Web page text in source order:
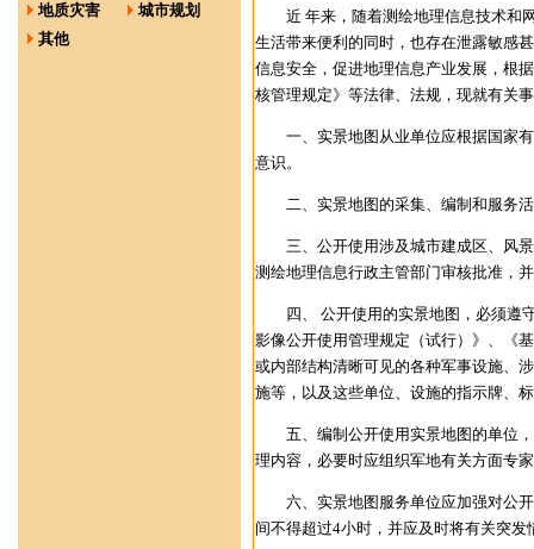
地质灾害
城市规划
其他
近 年来，随着测绘地理信息技术和
生活带来便利的同时，也存在泄露敏感
信息安全，促进地理信息产业发展，根
核管理规定》等法律、法规，现就有关
一、实景地图从业单位应根据国家
意识。
二、实景地图的采集、编制和服务
三、公开使用涉及城市建成区、风
测绘地理信息行政主管部门审核批准，
四、 公开使用的实景地图，必须遵
影像公开使用管理规定（试行）》、《
或内部结构清晰可见的各种军事设施、
施等，以及这些单位、设施的指示牌、
五、编制公开使用实景地图的单位
理内容，必要时应组织军地有关方面专
六、实景地图服务单位应加强对公
间不得超过4小时，并应及时将有关突发